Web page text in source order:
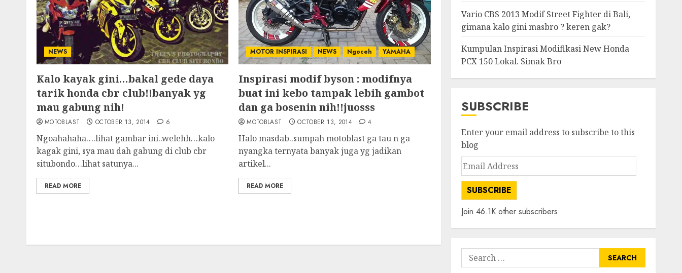
NEWS
Kalo kayak gini…bakal gede daya
tarik honda cbr club!!banyak yg
mau gabung nih!
MOTOBLAST OCTOBER 13, 2014 6
Ngoahahaha….lihat gambar ini..welehh…kalo
kagak gini, sya mau dah gabung di club cbr
situbondo…lihat satunya...
READ MORE
MOTOR INSPIRASI NEWS Ngoceh YAMAHA
Inspirasi modif byson : modifnya
buat ini kebo tampak lebih gambot
dan ga bosenin nih!!juosss
MOTOBLAST OCTOBER 13, 2014 4
Halo masdab..sumpah motoblast ga tau n ga
nyangka ternyata banyak juga yg jadikan
artikel...
READ MORE
Vario CBS 2013 Modif Street Fighter di Bali,
gimana kalo gini masbro ? keren gak?
Kumpulan Inspirasi Modifikasi New Honda
PCX 150 Lokal. Simak Bro
SUBSCRIBE
Enter your email address to subscribe to this
blog
Email
Address
SUBSCRIBE
Join 46.1K other subscribers
Search
for: